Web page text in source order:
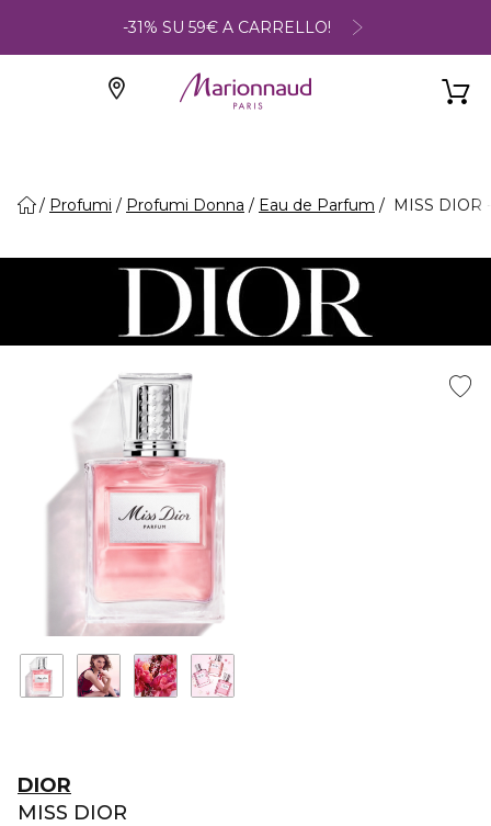
-31% SU 59€ A CARRELLO!
Profumi Profumi Donna Eau de Parfum MISS DIOR
DIOR
MISS DIOR